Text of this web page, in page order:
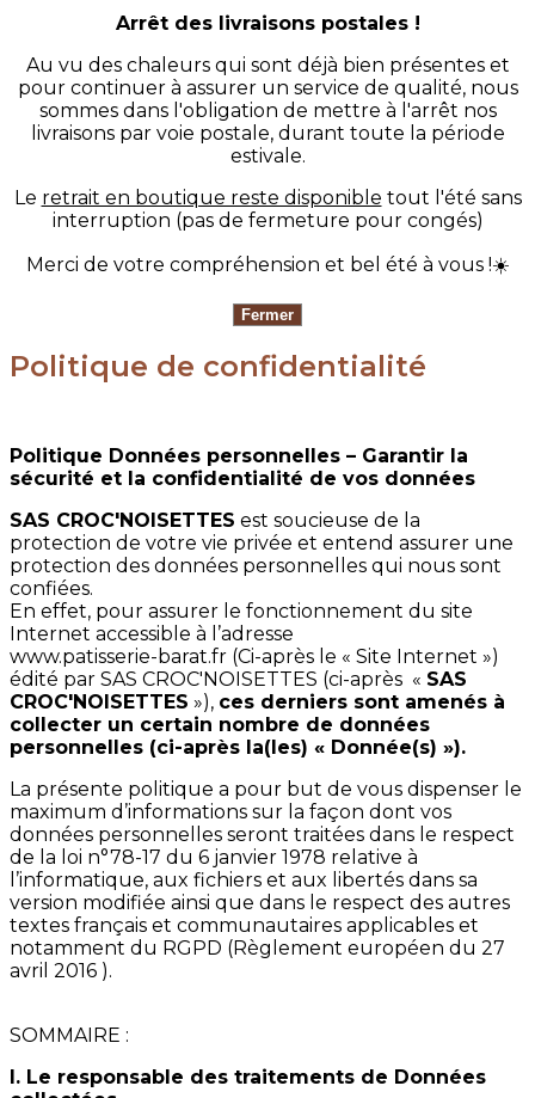
Arrêt des livraisons postales !
Au vu des chaleurs qui sont déjà bien présentes et
pour continuer à assurer un service de qualité, nous
sommes dans l'obligation de mettre à l'arrêt nos
livraisons par voie postale, durant toute la période
estivale.
Le retrait en boutique reste disponible tout l'été sans
interruption (pas de fermeture pour congés)
Merci de votre compréhension et bel été à vous !☀️
Politique de confidentialité
Politique Données personnelles – Garantir la
sécurité et la confidentialité de vos données
SAS CROC'NOISETTES est soucieuse de la
protection de votre vie privée et entend assurer une
protection des données personnelles qui nous sont
confiées.
En effet, pour assurer le fonctionnement du site
Internet accessible à l’adresse
www.patisserie-barat.fr (Ci-après le « Site Internet »)
édité par SAS CROC'NOISETTES (ci-après « SAS
CROC'NOISETTES »), ces derniers sont amenés à
collecter un certain nombre de données
personnelles (ci-après la(les) « Donnée(s) »).
La présente politique a pour but de vous dispenser le
maximum d’informations sur la façon dont vos
données personnelles seront traitées dans le respect
de la loi n°78-17 du 6 janvier 1978 relative à
l’informatique, aux fichiers et aux libertés dans sa
version modifiée ainsi que dans le respect des autres
textes français et communautaires applicables et
notamment du RGPD (Règlement européen du 27
avril 2016 ).
SOMMAIRE :
I. Le responsable des traitements de Données